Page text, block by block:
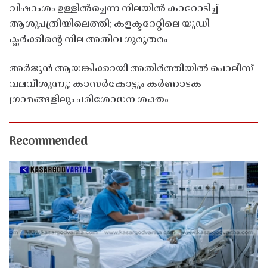
വിഷാംശം ഉള്ളിൽച്ചെന്ന നിലയിൽ കാറോടിച്ച്
ആശുപത്രിയിലെത്തി; കളക്ടറേറ്റിലെ യുഡി
ക്ലർക്കിൻ്റെ നില അതീവ ഗുരുതരം
അർജുൻ ആയങ്കിക്കായി അതിർത്തിയിൽ പൊലീസ്
വലവീശുന്നു; കാസർകോട്ടും കർണാടക
ഗ്രാമങ്ങളിലും പരിശോധന ശക്തം
Recommended